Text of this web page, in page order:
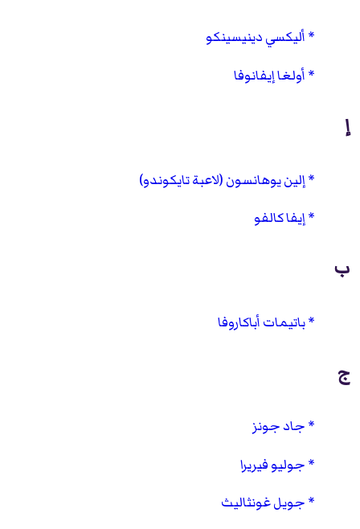
أليكسي دينيسينكو
أولغا إيفانوفا
إ
إلين يوهانسون (لاعبة تايكوندو)
إيفا كالفو
ب
باتيمات أباكاروفا
ج
جاد جونز
جوليو فيريرا
جويل غونثاليث